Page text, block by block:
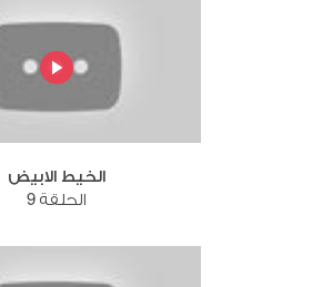
الخيط الابيض
الحلقة 9